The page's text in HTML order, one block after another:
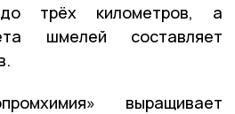
трёх километров, а
шмелей составляет
выращивает